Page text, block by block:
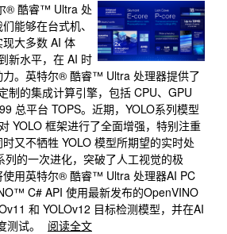
® 酷睿™ Ultra 处
能够在台式机、
大多数 AI 体
新水平，在 AI 时
力。英特尔® 酷睿™ Ultra 处理器提供了
制的集成计算引擎，包括 CPU、GPU
总平台 TOPS。近期，YOLO系列模型
YOLO 框架进行了全面增强，特别注重
又不牺牲 YOLO 模型所期望的实时处
列的一次进化，突破了人工视觉的极
使用英特尔® 酷睿™ Ultra 处理器AI PC
C# API 使用最新发布的OpenVINO
和 YOLOv12 目标检测模型，并在AI
测试。
阅读全文